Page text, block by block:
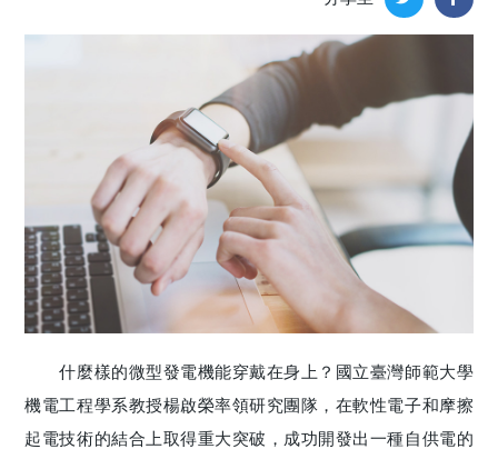
什麼樣的微型發電機能穿戴在身上？國立臺灣師範大學
機電工程學系教授楊啟榮率領研究團隊，在軟性電子和摩擦
起電技術的結合上取得重大突破，成功開發出一種自供電的